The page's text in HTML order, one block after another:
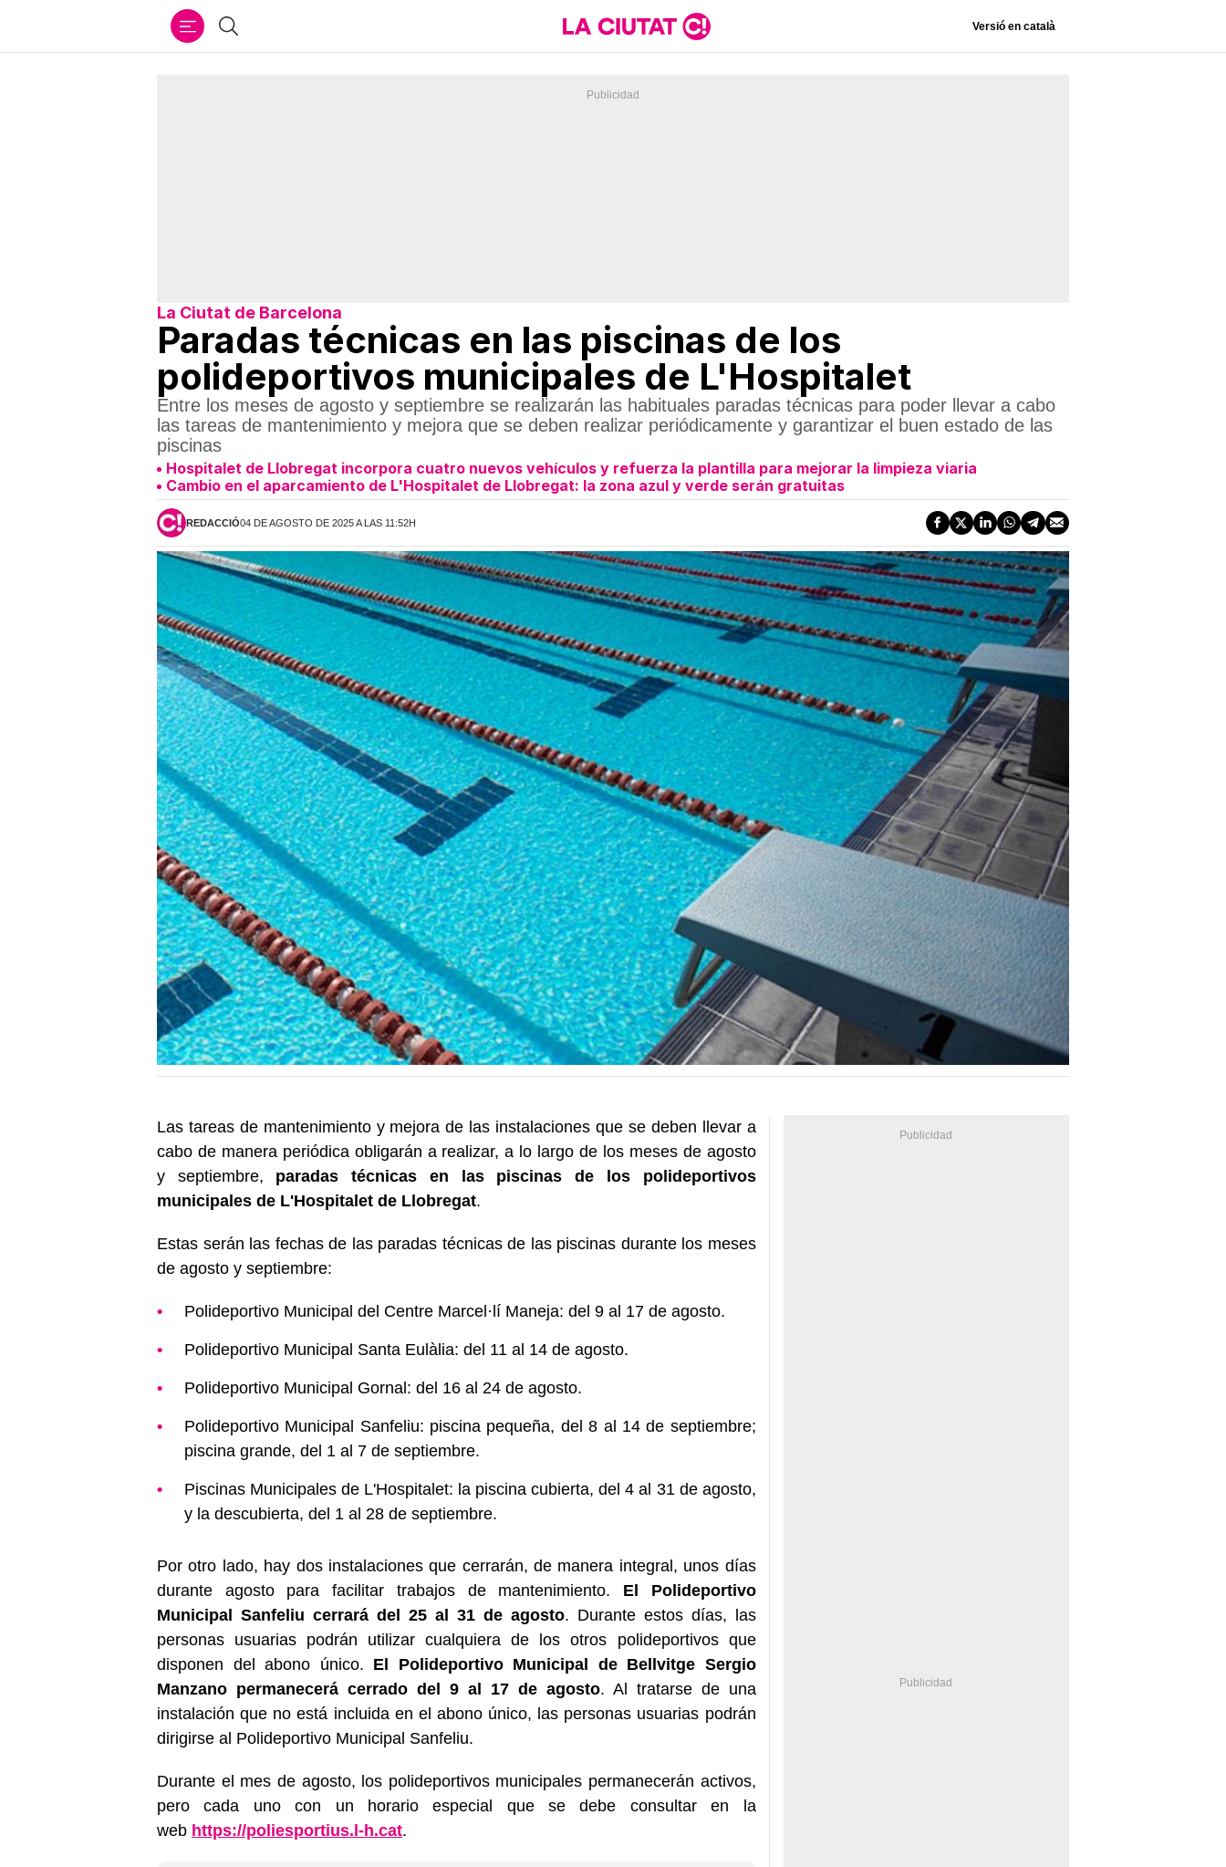
Buscar Versió en català
La Ciutat de Barcelona
Paradas técnicas en las piscinas de los
polideportivos municipales de L'Hospitalet
Entre los meses de agosto y septiembre se realizarán las habituales paradas técnicas para poder llevar a cabo
las tareas de mantenimiento y mejora que se deben realizar periódicamente y garantizar el buen estado de las
piscinas
Hospitalet de Llobregat incorpora cuatro nuevos vehículos y refuerza la plantilla para mejorar la limpieza viaria
Cambio en el aparcamiento de L'Hospitalet de Llobregat: la zona azul y verde serán gratuitas
REDACCIÓ04 DE AGOSTO DE 2025 A LAS 11:52H
Las tareas de mantenimiento y mejora de las instalaciones que se deben llevar a
cabo de manera periódica obligarán a realizar, a lo largo de los meses de agosto
y septiembre, paradas técnicas en las piscinas de los polideportivos
municipales de L'Hospitalet de Llobregat.
Estas serán las fechas de las paradas técnicas de las piscinas durante los meses
de agosto y septiembre:
Polideportivo Municipal del Centre Marcel·lí Maneja: del 9 al 17 de agosto.
Polideportivo Municipal Santa Eulàlia: del 11 al 14 de agosto.
Polideportivo Municipal Gornal: del 16 al 24 de agosto.
Polideportivo Municipal Sanfeliu: piscina pequeña, del 8 al 14 de septiembre;
piscina grande, del 1 al 7 de septiembre.
Piscinas Municipales de L'Hospitalet: la piscina cubierta, del 4 al 31 de agosto,
y la descubierta, del 1 al 28 de septiembre.
Por otro lado, hay dos instalaciones que cerrarán, de manera integral, unos días
durante agosto para facilitar trabajos de mantenimiento. El Polideportivo
Municipal Sanfeliu cerrará del 25 al 31 de agosto. Durante estos días, las
personas usuarias podrán utilizar cualquiera de los otros polideportivos que
disponen del abono único. El Polideportivo Municipal de Bellvitge Sergio
Manzano permanecerá cerrado del 9 al 17 de agosto. Al tratarse de una
instalación que no está incluida en el abono único, las personas usuarias podrán
dirigirse al Polideportivo Municipal Sanfeliu.
Durante el mes de agosto, los polideportivos municipales permanecerán activos,
pero cada uno con un horario especial que se debe consultar en la
web https://poliesportius.l-h.cat.